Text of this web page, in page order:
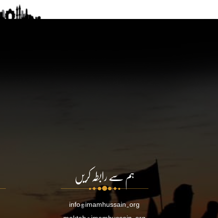
ہم سے رابطہ کریں
info@imamhussain.org